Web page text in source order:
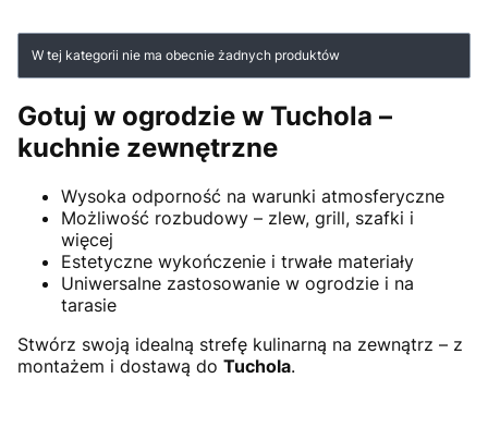
Lista produktów
W tej kategorii nie ma obecnie żadnych produktów
Gotuj w ogrodzie w Tuchola –
kuchnie zewnętrzne
Wysoka odporność na warunki atmosferyczne
Możliwość rozbudowy – zlew, grill, szafki i
więcej
Estetyczne wykończenie i trwałe materiały
Uniwersalne zastosowanie w ogrodzie i na
tarasie
Stwórz swoją idealną strefę kulinarną na zewnątrz – z
montażem i dostawą do Tuchola.